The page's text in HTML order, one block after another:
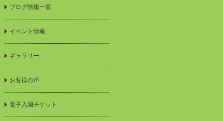
ブログ情報一覧
イベント情報
ギャラリー
お客様の声
電子入園チケット